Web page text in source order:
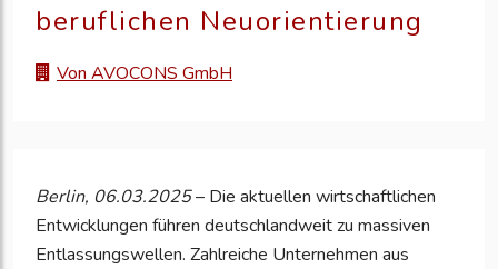
beruflichen Neuorientierung
Von AVOCONS GmbH
Berlin, 06.03.2025– Die aktuellen wirtschaftlichen
Entwicklungen führen deutschlandweit zu massiven
Entlassungswellen. Zahlreiche Unternehmen aus